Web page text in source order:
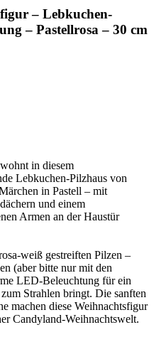
– Lebkuchen-
– Pastellrosa – 30 cm
in diesem
Lebkuchen-Pilzhaus von
in Pastell – mit
und einem
Armen an der Haustür
weiß gestreiften Pilzen –
(aber bitte nur mit den
LED-Beleuchtung für ein
Strahlen bringt. Die sanften
machen diese Weihnachtsfigur
Candyland-Weihnachtswelt.